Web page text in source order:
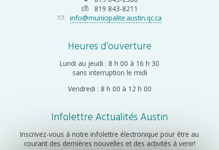
819 843-8211
info@municipalite.austin.qc.ca
Heures d’ouverture
Lundi au jeudi : 8 h 00 à 16 h 30
sans interruption le midi
Vendredi : 8 h 00 à 12 h 00
Infolettre Actualités Austin
Inscrivez-vous à notre infolettre électronique pour être au
courant des dernières nouvelles et des activités à venir!